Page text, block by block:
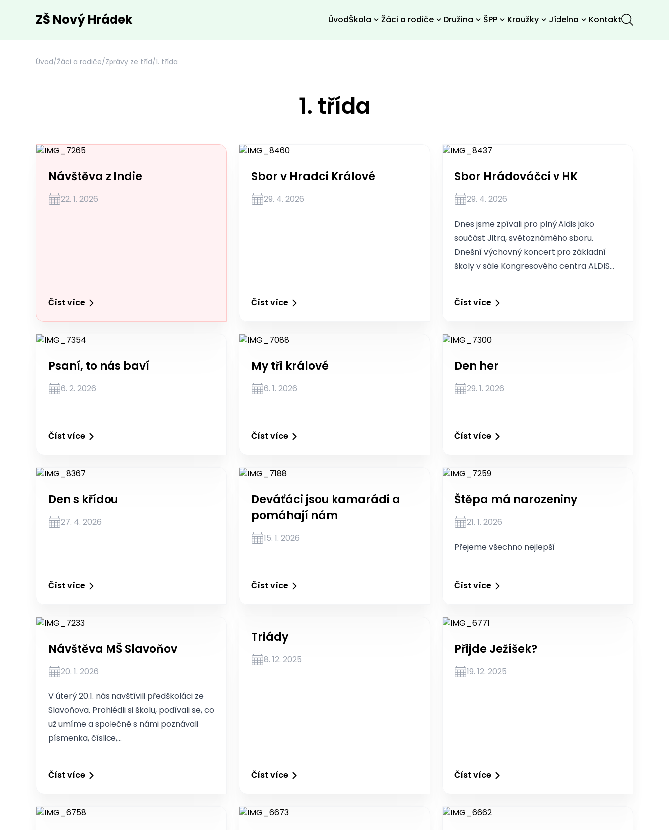
ZŠ Nový Hrádek ÚvodŠkola Žáci a rodiče Družina ŠPP Kroužky Jídelna Kontakt
Úvod/Žáci a rodiče/Zprávy ze tříd/1. třída
1. třída
Návštěva z Indie
22. 1. 2026
Číst více
Sbor v Hradci Králové
29. 4. 2026
Číst více
Sbor Hrádováčci v HK
29. 4. 2026
Dnes jsme zpívali pro plný Aldis jako
součást Jitra, světoznámého sboru.
Dnešní výchovný koncert pro základní
školy v sále Kongresového centra ALDIS…
Číst více
Psaní, to nás baví
6. 2. 2026
Číst více
My tři králové
6. 1. 2026
Číst více
Den her
29. 1. 2026
Číst více
Den s křídou
27. 4. 2026
Číst více
Deváťáci jsou kamarádi a
pomáhají nám
15. 1. 2026
Číst více
Štěpa má narozeniny
21. 1. 2026
Přejeme všechno nejlepší
Číst více
Návštěva MŠ Slavoňov
20. 1. 2026
V úterý 20.1. nás navštívili předškoláci ze
Slavoňova. Prohlédli si školu, podívali se, co
už umíme a společně s námi poznávali
písmenka, číslice,…
Číst více
Triády
8. 12. 2025
Číst více
Přijde Ježíšek?
19. 12. 2025
Číst více